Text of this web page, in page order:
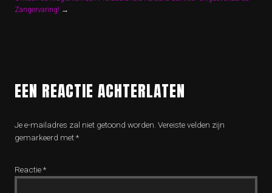
Zangervaring! →
EEN REACTIE ACHTERLATEN
Je e-mailadres zal niet getoond worden. Vereiste velden zijn
gemarkeerd met*
Reactie*